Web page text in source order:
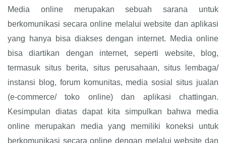
Media online merupakan sebuah sarana untuk
berkomunikasi secara online melalui website dan aplikasi
yang hanya bisa diakses dengan internet. Media online
bisa diartikan dengan internet, seperti website, blog,
termasuk situs berita, situs perusahaan, situs lembaga/
instansi blog, forum komunitas, media sosial situs jualan
(e-commerce/ toko online) dan aplikasi chattingan.
Kesimpulan diatas dapat kita simpulkan bahwa media
online merupakan media yang memiliki koneksi untuk
berkomunikasi secara online dengan melalui website dan